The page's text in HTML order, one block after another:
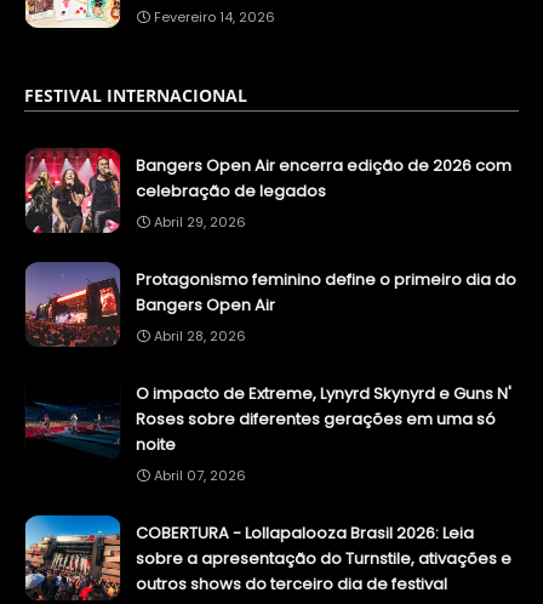
Fevereiro 14, 2026
FESTIVAL INTERNACIONAL
Bangers Open Air encerra edição de 2026 com
celebração de legados
Abril 29, 2026
Protagonismo feminino define o primeiro dia do
Bangers Open Air
Abril 28, 2026
O impacto de Extreme, Lynyrd Skynyrd e Guns N'
Roses sobre diferentes gerações em uma só
noite
Abril 07, 2026
COBERTURA - Lollapalooza Brasil 2026: Leia
sobre a apresentação do Turnstile, ativações e
outros shows do terceiro dia de festival